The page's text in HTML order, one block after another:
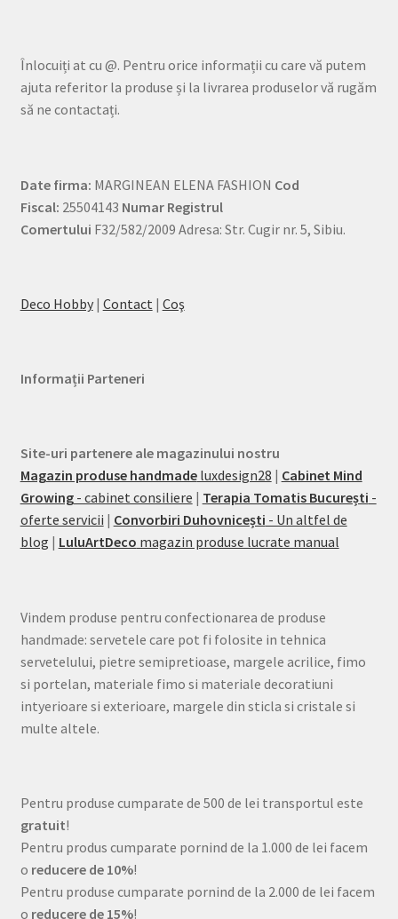
Înlocuiți at cu @. Pentru orice informații cu care vă putem
ajuta referitor la produse și la livrarea produselor vă rugăm
să ne contactați.
Date firma: MARGINEAN ELENA FASHION Cod
Fiscal: 25504143 Numar Registrul
Comertului F32/582/2009 Adresa: Str. Cugir nr. 5, Sibiu.
Deco Hobby| Contact | Coş
Informații Parteneri
Site-uri partenere ale magazinului nostru
Magazin produse handmadeluxdesign28 | Cabinet Mind
Growing- cabinet consiliere | Terapia Tomatis București -
oferte servicii | Convorbiri Duhovnicești - Un altfel de
blog | LuluArtDeco magazin produse lucrate manual
Vindem produse pentru confectionarea de produse
handmade: servetele care pot fi folosite in tehnica
servetelului, pietre semipretioase, margele acrilice, fimo
si portelan, materiale fimo si materiale decoratiuni
intyerioare si exterioare, margele din sticla si cristale si
multe altele.
Pentru produse cumparate de 500 de lei transportul este
gratuit!
Pentru produs cumparate pornind de la 1.000 de lei facem
o reducere de 10%!
Pentru produse cumparate pornind de la 2.000 de lei facem
o reducere de 15%!